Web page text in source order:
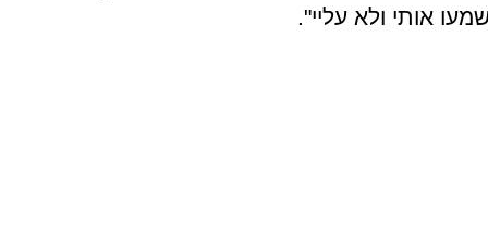
אותי ולא עליי".